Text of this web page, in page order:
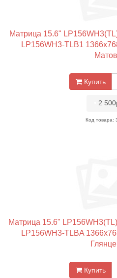
Матрица 15.6"
LP156WH3-TLB1
Купить
2
Код товара:
Матрица 15.6"
LP156WH3-TLBA
Купить